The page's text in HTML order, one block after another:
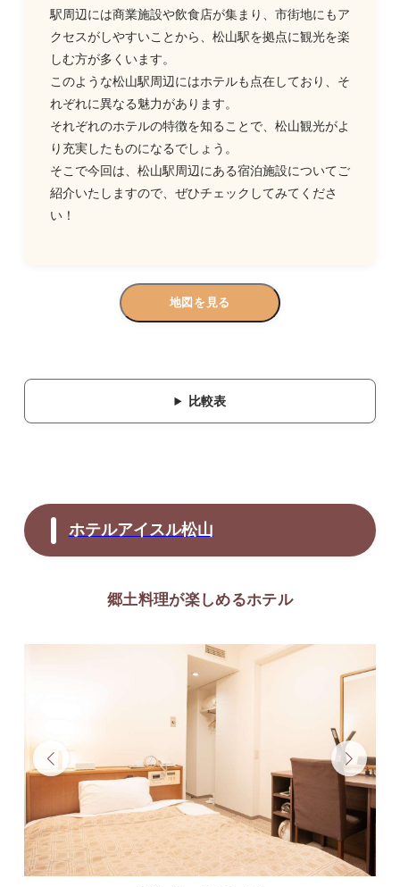
駅周辺には商業施設や飲食店が集まり、市街地にもア
クセスがしやすいことから、松山駅を拠点に観光を楽
しむ方が多くいます。
このような松山駅周辺にはホテルも点在しており、そ
れぞれに異なる魅力があります。
それぞれのホテルの特徴を知ることで、松山観光がよ
り充実したものになるでしょう。
そこで今回は、松山駅周辺にある宿泊施設についてご
紹介いたしますので、ぜひチェックしてみてくださ
い！
地図を見る
比較表
ホテルアイスル松山
郷土料理が楽しめるホテル